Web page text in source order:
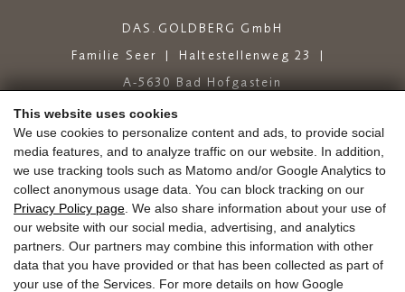
This website uses cookies
We use cookies to personalize content and ads, to provide social
media features, and to analyze traffic on our website. In addition,
we use tracking tools such as Matomo and/or Google Analytics to
collect anonymous usage data. You can block tracking on our
Privacy Policy page . We also share information about your use of
our website with our social media, advertising, and analytics
partners. Our partners may combine this information with other
data that you have provided or that has been collected as part of
your use of the Services. For more details on how Google
DAS.GOLDBERG GmbH
Familie Seer
Haltestellenweg 23
A-5630 Bad Hofgastein
+43 6432 6444
Nabídky práce: Vzdělávání
Golden.blog
Poukázky
Gold.shop Oceňování
Příjezd